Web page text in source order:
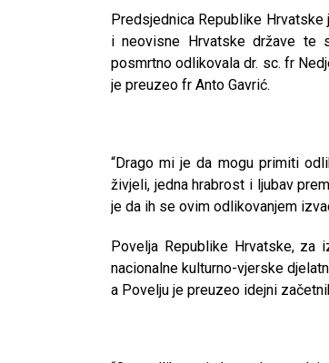
Predsjednica Republike
i neovisne Hrvatske države te
posmrtno odlikovala dr. sc. fr
je preuzeo fr Anto Gavrić.
“Drago mi je da mogu primiti
živjeli, jedna hrabrost i ljubav
je da ih se ovim odlikovanjem
Povelja Republike Hrvatske, za
nacionalne kulturno-vjerske
a Povelju je preuzeo idejni
Kad se nasilje pretvara u